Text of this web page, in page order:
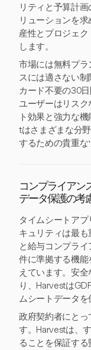
リティと予算計
リューションを
産性とプロジェ
します。
市場には無料プ
スには適さない
カード不要の30
ユーザーはリス
ト効果と強力な
tはさまざまな分
するための貴重な
コンプライアン
データ保護の考
タイムシートア
キュリティは最
と給与コンプラ
件に準拠する機
えています。安
り、Harvestは
ムシートデータを
政府契約者にと
す。Harvestは、
ることを保証す